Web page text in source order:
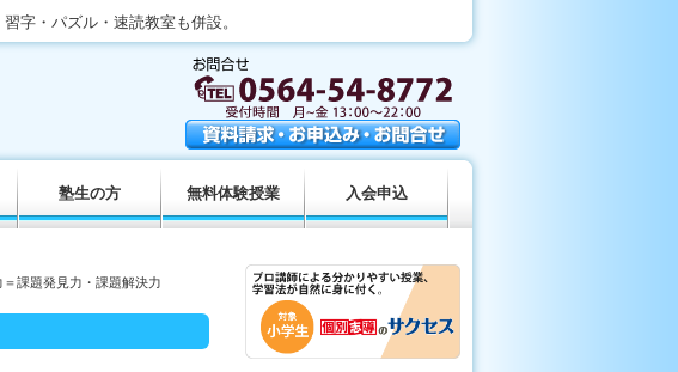
字・パズル・速読教室も併設。
課題発見力・課題解決力
塾生の方 無料体験授業 入会申込